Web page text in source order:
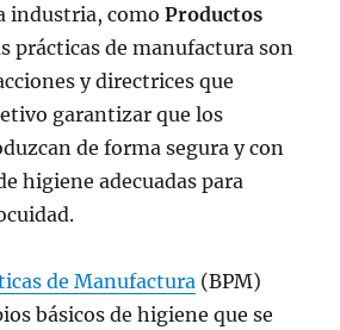
industria, comoProductos
prácticas de manufactura son
y directrices que
garantizar que los
de forma segura y con
higiene adecuadas para
de Manufactura (BPM)
básicos de higiene que se